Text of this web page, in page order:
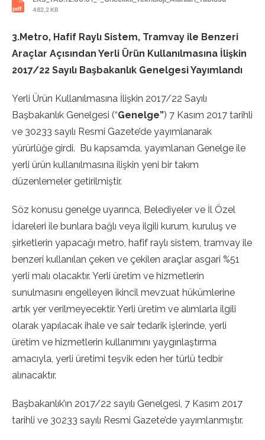
482,2 KB
3.Metro, Hafif Raylı Sistem, Tramvay ile Benzeri
Araçlar Açısından Yerli Ürün Kullanılmasına İlişkin
2017/22 Sayılı Başbakanlık Genelgesi Yayımlandı
Yerli Ürün Kullanılmasına İlişkin 2017/22 Sayılı
Başbakanlık Genelgesi (“Genelge”) 7 Kasım 2017 tarihli
ve 30233 sayılı Resmi Gazete’de yayımlanarak
yürürlüğe girdi. Bu kapsamda, yayımlanan Genelge ile
yerli ürün kullanılmasına ilişkin yeni bir takım
düzenlemeler getirilmiştir.
Söz konusu genelge uyarınca, Belediyeler ve İl Özel
İdareleri ile bunlara bağlı veya ilgili kurum, kuruluş ve
şirketlerin yapacağı metro, hafif raylı sistem, tramvay ile
benzeri kullanılan çeken ve çekilen araçlar asgari %51
yerli malı olacaktır. Yerli üretim ve hizmetlerin
sunulmasını engelleyen ikincil mevzuat hükümlerine
artık yer verilmeyecektir. Yerli üretim ve alımlarla ilgili
olarak yapılacak ihale ve sair tedarik işlerinde, yerli
üretim ve hizmetlerin kullanımını yaygınlaştırma
amacıyla, yerli üretimi teşvik eden her türlü tedbir
alınacaktır.
Başbakanlık’ın 2017/22 sayılı Genelgesi, 7 Kasım 2017
tarihli ve 30233 sayılı Resmi Gazete’de yayımlanmıştır.